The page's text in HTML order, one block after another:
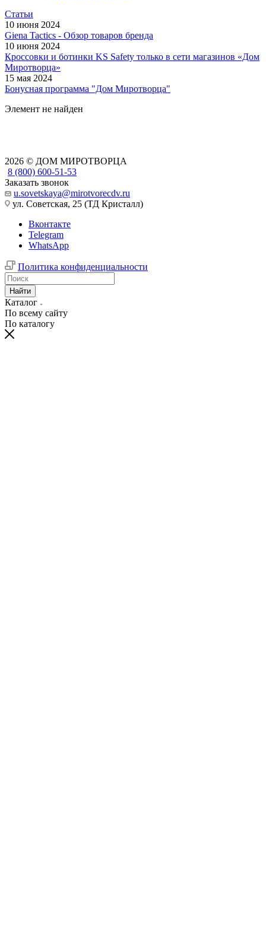
Статьи
10 июня 2024
Giena Tactics - Обзор товаров бренда
10 июня 2024
Кроссовки и ботинки KS Safety только в сети магазинов «Дом
Миротворца»
15 мая 2024
Бонусная программа "Дом Миротворца"
Элемент не найден
2026 © ДОМ МИРОТВОРЦА
8 (800) 600-51-53
Заказать звонок
u.sovetskaya@mirotvorecdv.ru
ул. Советская, 25 (ТД Кристалл)
Вконтакте
Telegram
WhatsApp
Политика конфиденциальности
Найти
Каталог
По всему сайту
По каталогу